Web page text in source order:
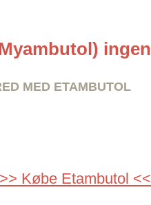
ingen
MED ETAMBUTOL
>> Købe Etambutol <<